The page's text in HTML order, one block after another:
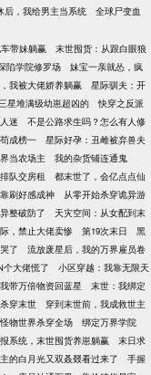
后，我给男主当系统
全球尸变血
带妹躺赢
末世囤货：从跟白眼狼
陷学院修罗场
妹宝一亲就怂，疯
我被大佬娇养躺赢
星际驯夫：开
星堆满级幼崽超凶的
快穿之反派
迷
不是公路求生吗？怎么有人修
成榜一
星际好孕：丑雌被弃兽夫
当农场主
我的杂货铺连通鬼
队交房租
都末世了，会亿点点仙
刷好感成神
从零开始杀穿诡异游
整破防了
天灾空间：从女配到末
，禁止大佬卖惨 第19次末日
黑
了
流放废星后，我的万界雇员卷
个大佬慌了
小区穿越：我靠无限天
带万倍物资回蓝星
末世：我绑定
穿末世
穿到末世前，我成救世主
物世界杀穿全场
绑定万界学院
系统，末世囤货养崽躺赢
末日求
的白月光又双叒叕看过来了
手握